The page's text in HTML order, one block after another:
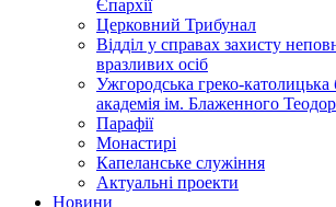
Єпархії
Церковний Трибунал
Відділ у справах захисту
вразливих осіб
Ужгородська греко-католицька
академія ім. Блаженного
Парафії
Монастирі
Капеланське служіння
Актуальні проекти
Новини